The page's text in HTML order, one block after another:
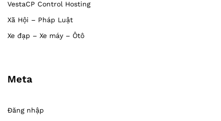
VestaCP Control Hosting
Xã Hội – Pháp Luật
Xe đạp – Xe máy – Ôtô
Meta
Đăng nhập